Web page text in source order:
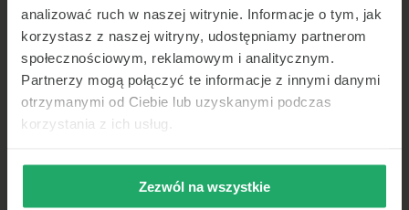
analizować ruch w naszej witrynie. Informacje o tym, jak
korzystasz z naszej witryny, udostępniamy partnerom
społecznościowym, reklamowym i analitycznym.
Partnerzy mogą połączyć te informacje z innymi danymi
otrzymanymi od Ciebie lub uzyskanymi podczas
korzystania z ich usług.
Zezwól na wszystkie